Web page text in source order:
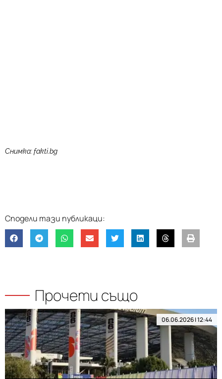
Снимка: fakti.bg
Прочети също
06.06.2026 | 12:44